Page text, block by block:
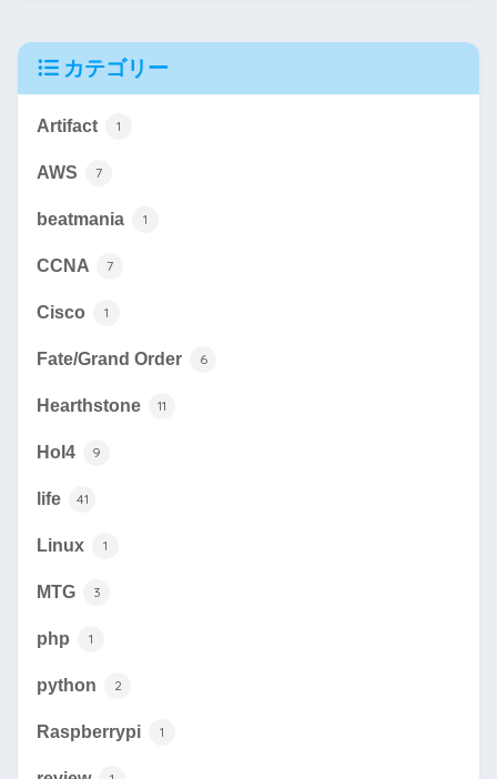
カテゴリー
Artifact 1
AWS 7
beatmania 1
CCNA 7
Cisco 1
Fate/Grand Order 6
Hearthstone 11
HoI4 9
life 41
Linux 1
MTG 3
php 1
python 2
Raspberrypi 1